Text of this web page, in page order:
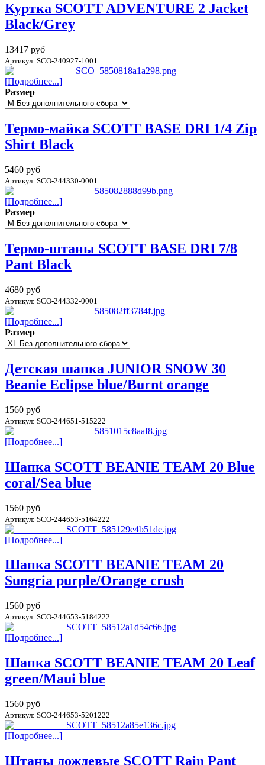
Куртка SCOTT ADVENTURE 2 Jacket
Black/Grey
13417 руб
Артикул: SCO-240927-1001
[Подробнее...]
Размер
Термо-майка SCOTT BASE DRI 1/4 Zip
Shirt Black
5460 руб
Артикул: SCO-244330-0001
[Подробнее...]
Размер
Термо-штаны SCOTT BASE DRI 7/8
Pant Black
4680 руб
Артикул: SCO-244332-0001
[Подробнее...]
Размер
Детская шапка JUNIOR SNOW 30
Beanie Eclipse blue/Burnt orange
1560 руб
Артикул: SCO-244651-515222
[Подробнее...]
Шапка SCOTT BEANIE TEAM 20 Blue
coral/Sea blue
1560 руб
Артикул: SCO-244653-5164222
[Подробнее...]
Шапка SCOTT BEANIE TEAM 20
Sungria purple/Orange crush
1560 руб
Артикул: SCO-244653-5184222
[Подробнее...]
Шапка SCOTT BEANIE TEAM 20 Leaf
green/Maui blue
1560 руб
Артикул: SCO-244653-5201222
[Подробнее...]
Штаны дождевые SCOTT Rain Pant